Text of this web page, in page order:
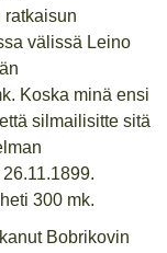
ratkaisun
välissä Leino
Koska minä ensi
silmailisitte sitä
300 mk.
Bobrikovin